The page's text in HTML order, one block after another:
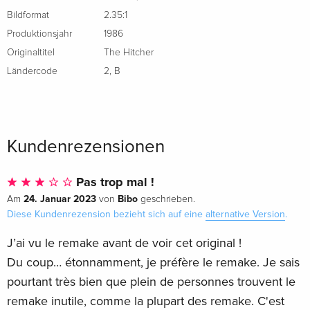
4K Ultra HD + Blu-ray
Französisch
Master Restaurée 4K, Limited Collector's
Bildformat
2.35:1
Produktionsjahr
1986
Originaltitel
The Hitcher
Ländercode
2, B
Kundenrezensionen
Pas trop mal !
Am 24. Januar 2023 von Bibo geschrieben.
Diese Kundenrezension bezieht sich auf eine alternative Version.
J’ai vu le remake avant de voir cet original !
Du coup… étonnamment, je préfère le remake. Je sais
pourtant très bien que plein de personnes trouvent le
remake inutile, comme la plupart des remake. C'est